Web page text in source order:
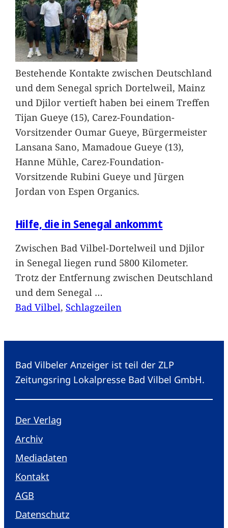
Bestehende Kontakte zwischen Deutschland
und dem Senegal sprich Dortelweil, Mainz
und Djilor vertieft haben bei einem Treffen
Tijan Gueye (15), Carez-Foundation-
Vorsitzender Oumar Gueye, Bürgermeister
Lansana Sano, Mamadoue Gueye (13),
Hanne Mühle, Carez-Foundation-
Vorsitzende Rubini Gueye und Jürgen
Jordan von Espen Organics.
Hilfe, die in Senegal ankommt
Zwischen Bad Vilbel-Dortelweil und Djilor
in Senegal liegen rund 5800 Kilometer.
Trotz der Entfernung zwischen Deutschland
und dem Senegal …
Bad Vilbel, Schlagzeilen
Bad Vilbeler Anzeiger ist teil der ZLP
Zeitungsring Lokalpresse Bad Vilbel GmbH.
Der Verlag
Archiv
Mediadaten
Kontakt
AGB
Datenschutz